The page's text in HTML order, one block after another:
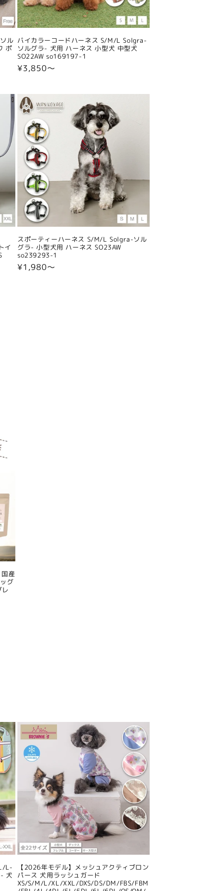
ル
ポ
バイカラーコードハーネス S/M/L Solgra-
ソルグラ- 犬用 ハーネス 小型犬 中型犬
SO22AW so169197-1
通
格
¥3,850〜
イ
スポーティーハーネス S/M/L Solgra-ソル
グラ- 小型犬用 ハーネス SO23AW
so239293-1
通
¥1,980〜
産
グ
L-
犬
【2026年モデル】メッシュアクティブロン
パース 犬用ラッシュガード
XS/S/M/L/XL/XXL/DXS/DS/DM/FBS/FBM